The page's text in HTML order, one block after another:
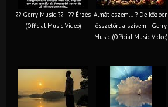
?? Gerry Music ?? - ?? Érzés
(Official Music Video)
Almát eszem… ? De közben
összetört a szívem | Gerry
Music (Official Music Video)